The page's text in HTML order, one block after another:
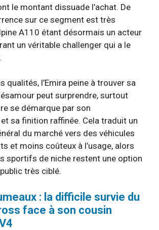
le montant dissuade l’achat. De
sur ce segment est très
A110 étant désormais un acteur
un véritable challenger qui a le
qualités, l’Emira peine à trouver sa
peut surprendre, surtout
se démarque par son
sa finition raffinée. Cela traduit un
du marché vers des véhicules
et moins coûteux à l’usage, alors
sportifs de niche restent une option
très ciblé.
: la difficile survie du
face à son cousin